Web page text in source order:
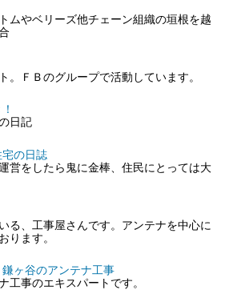
ムやベリーズ他チェーン組織の垣根を越
。ＦＢのグループで活動しています。
日記
の日誌
営をしたら鬼に金棒、住民にとっては大
る、工事屋さんです。アンテナを中心に
ります。
ヶ谷のアンテナ工事
工事のエキスパートです。